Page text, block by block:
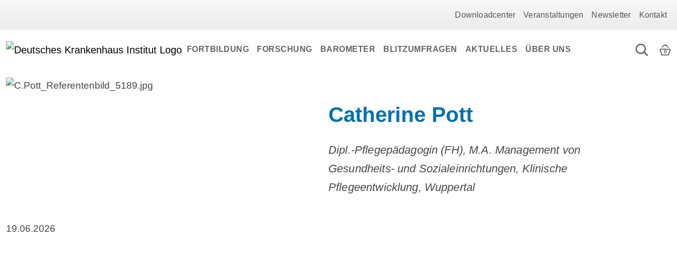
Downloadcenter Veranstaltungen Newsletter Kontakt
FORTBILDUNG FORSCHUNG BAROMETER BLITZUMFRAGEN AKTUELLES ÜBER UNS 0
Catherine Pott
Dipl.-Pflegepädagogin (FH), M.A. Management von
Gesundheits- und Sozialeinrichtungen, Klinische
Pflegeentwicklung, Wuppertal
19.06.2026